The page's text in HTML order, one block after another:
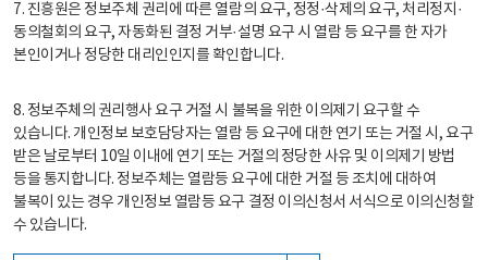
7. 진흥원은 정보주체 권리에 따른 열람의 요구, 정정·삭제의 요구, 처리정지·
동의철회의 요구, 자동화된 결정 거부·설명 요구 시 열람 등 요구를 한 자가
본인이거나 정당한 대리인인지를 확인합니다.
8. 정보주체의 권리행사 요구 거절 시 불복을 위한 이의제기 요구할 수
있습니다. 개인정보 보호담당자는 열람 등 요구에 대한 연기 또는 거절 시, 요구
받은 날로부터 10일 이내에 연기 또는 거절의 정당한 사유 및 이의제기 방법
등을 통지합니다. 정보주체는 열람등 요구에 대한 거절 등 조치에 대하여
불복이 있는 경우 개인정보 열람등 요구 결정 이의신청서 서식으로 이의신청할
수 있습니다.